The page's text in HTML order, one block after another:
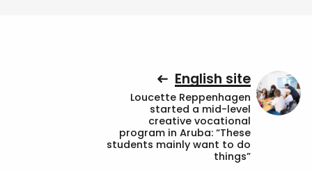
English site
Loucette Reppenhagen
started a mid-level
creative vocational
program in Aruba: “These
students mainly want to do
things”